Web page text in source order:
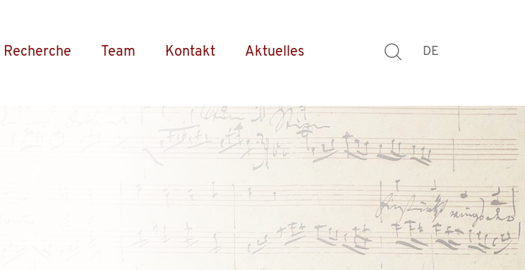
Recherche Team Kontakt Aktuelles DE